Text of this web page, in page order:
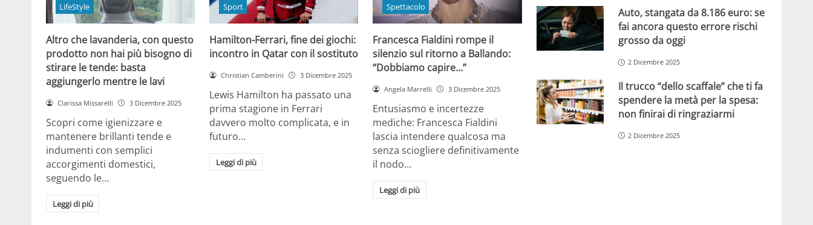
LifeStyle
Altro che lavanderia, con questo
prodotto non hai più bisogno di
stirare le tende: basta
aggiungerlo mentre le lavi
Clarissa Missarelli 3 Dicembre 2025
Scopri come igienizzare e
mantenere brillanti tende e
indumenti con semplici
accorgimenti domestici,
seguendo le…
Leggi di più
Sport
Hamilton-Ferrari, fine dei giochi:
incontro in Qatar con il sostituto
Christian Camberini 3 Dicembre 2025
Lewis Hamilton ha passato una
prima stagione in Ferrari
davvero molto complicata, e in
futuro…
Leggi di più
Spettacolo
Francesca Fialdini rompe il
silenzio sul ritorno a Ballando:
“Dobbiamo capire…”
Angela Marrelli 3 Dicembre 2025
Entusiasmo e incertezze
mediche: Francesca Fialdini
lascia intendere qualcosa ma
senza sciogliere definitivamente
il nodo…
Leggi di più
Auto, stangata da 8.186 euro: se
fai ancora questo errore rischi
grosso da oggi
2 Dicembre 2025
Il trucco “dello scaffale” che ti fa
spendere la metà per la spesa:
non finirai di ringraziarmi
2 Dicembre 2025